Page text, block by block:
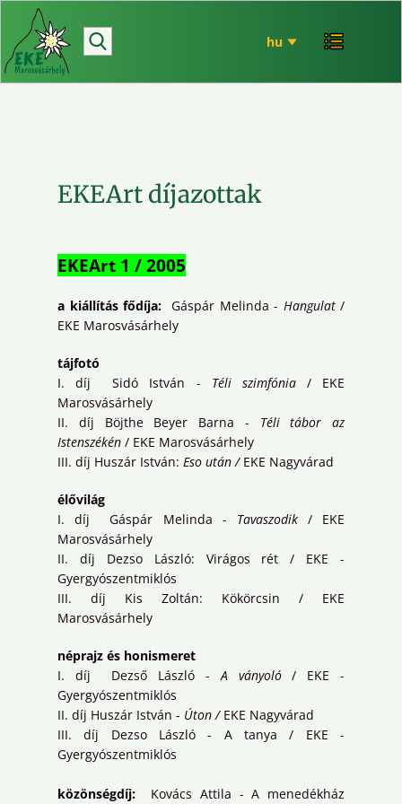
hírek
bemutatkozó
EKE történet
EKEArt díjazottak
EKEArt 1 / 2005
a kiállítás fődíja: Gáspár Melinda - Hangulat /
EKE Marosvásárhely
tájfotó
I. díj Sidó István - Téli szimfónia/ EKE
Marosvásárhely
II. díj Böjthe Beyer Barna - Téli tábor az
Istenszékén / EKE Marosvásárhely
III. díj Huszár István: Eso után / EKE Nagyvárad
élővilág
I. díj Gáspár Melinda - Tavaszodik/ EKE
Marosvásárhely
II. díj Dezso László: Virágos rét / EKE -
Gyergyószentmiklós
III. díj Kis Zoltán: Kökörcsin / EKE
Marosvásárhely
néprajz és honismeret
I. díj Dezső László -A ványoló/ EKE -
Gyergyószentmiklós
II. díj Huszár István - Úton / EKE Nagyvárad
III. díj Dezso László - A tanya / EKE -
Gyergyószentmiklós
közönségdíj: Kovács Attila - A menedékház